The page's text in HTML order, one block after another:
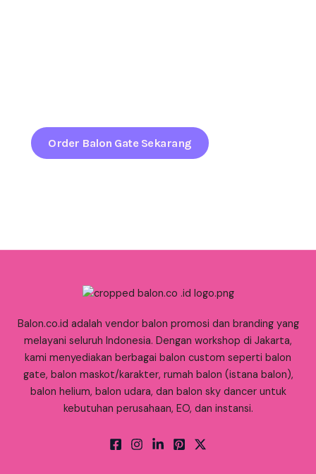
Order Balon Gate Sekarang
Balon.co.id adalah vendor balon promosi dan branding yang
melayani seluruh Indonesia. Dengan workshop di Jakarta,
kami menyediakan berbagai balon custom seperti balon
gate, balon maskot/karakter, rumah balon (istana balon),
balon helium, balon udara, dan balon sky dancer untuk
kebutuhan perusahaan, EO, dan instansi.